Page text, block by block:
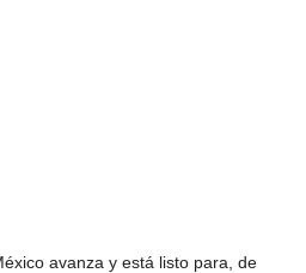
avanza y está listo para, de